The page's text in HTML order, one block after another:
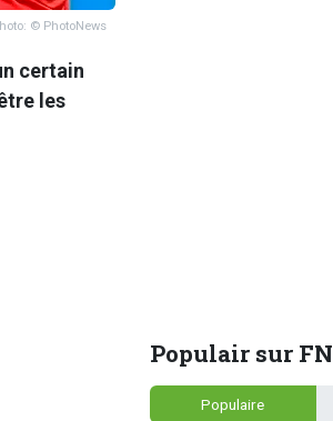
© PhotoNews
certain
les
Populair sur FN
Populaire